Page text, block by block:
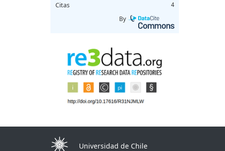
Citas 4
By
Universidad de Chile